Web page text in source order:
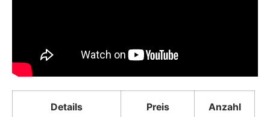
Details Preis Anzahl